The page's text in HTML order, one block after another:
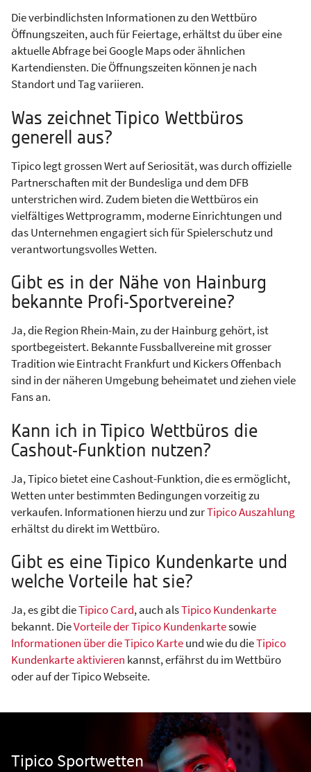
Die verbindlichsten Informationen zu den Wettbüro
Öffnungszeiten, auch für Feiertage, erhältst du über eine
aktuelle Abfrage bei Google Maps oder ähnlichen
Kartendiensten. Die Öffnungszeiten können je nach
Standort und Tag variieren.
Was zeichnet Tipico Wettbüros
generell aus?
Tipico legt grossen Wert auf Seriosität, was durch offizielle
Partnerschaften mit der Bundesliga und dem DFB
unterstrichen wird. Zudem bieten die Wettbüros ein
vielfältiges Wettprogramm, moderne Einrichtungen und
das Unternehmen engagiert sich für Spielerschutz und
verantwortungsvolles Wetten.
Gibt es in der Nähe von Hainburg
bekannte Profi-Sportvereine?
Ja, die Region Rhein-Main, zu der Hainburg gehört, ist
sportbegeistert. Bekannte Fussballvereine mit grosser
Tradition wie Eintracht Frankfurt und Kickers Offenbach
sind in der näheren Umgebung beheimatet und ziehen viele
Fans an.
Kann ich in Tipico Wettbüros die
Cashout-Funktion nutzen?
Ja, Tipico bietet eine Cashout-Funktion, die es ermöglicht,
Wetten unter bestimmten Bedingungen vorzeitig zu
verkaufen. Informationen hierzu und zurTipico Auszahlung
erhältst du direkt im Wettbüro.
Gibt es eine Tipico Kundenkarte und
welche Vorteile hat sie?
Ja, es gibt dieTipico Card, auch alsTipico Kundenkarte
bekannt. DieVorteile der Tipico Kundenkartesowie
Informationen über die Tipico Karteund wie du dieTipico
Kundenkarte aktivieren kannst, erfährst du im Wettbüro
oder auf der Tipico Webseite.
Tipico Sportwetten